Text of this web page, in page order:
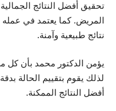
تحقيق أفضل النتائج
المريض. كما يعتمد في
نتائج طبيعية وآمنة.
يؤمن الدكتور محمد بأن كل
لذلك يقوم بتقييم الحالة
أفضل النتائج الممكنة.